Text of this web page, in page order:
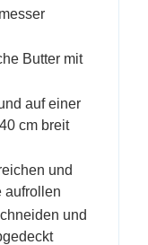
Butter mit
auf einer
cm breit
und
aufrollen
und